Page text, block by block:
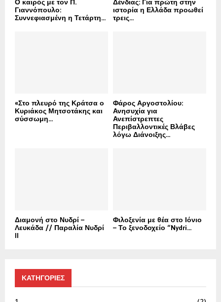
Γιαννόπουλο:
Συννεφιασμένη η Τετάρτη...
ιστορία η Ελλάδα προωθεί
τρεις...
«Στο πλευρό της Κράτσα ο
Κυριάκος Μητσοτάκης και
σύσσωμη...
Φάρος Αργοστολίου:
Ανησυχία για
Ανεπίστρεπτες
Περιβαλλοντικές Βλάβες
λόγω Διάνοιξης...
Διαμονή στο Νυδρί –
Λευκάδα // Παραλία Νυδρί
II
Φιλοξενία με θέα στο Ιόνιο
– Το ξενοδοχείο “Nydri...
ΚΑΤΗΓΟΡΙΕΣ